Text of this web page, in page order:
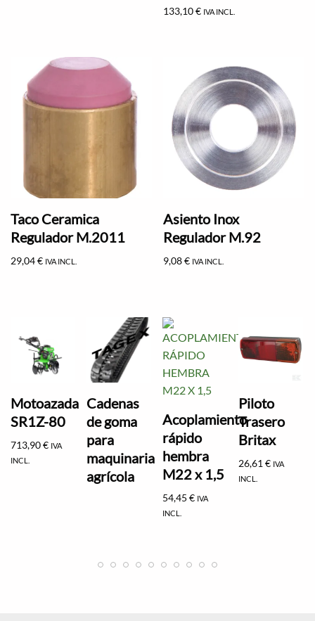
133,10€ IVA INCL.
Taco Ceramica
Regulador M.2011
29,04€ IVA INCL.
Asiento Inox
Regulador M.92
9,08€ IVA INCL.
Motoazada
SR1Z-80
713,90€ IVA
INCL.
Cadenas
de goma
para
maquinaria
agrícola
Acoplamiento
rápido
hembra
M22 x 1,5
54,45€ IVA
INCL.
Piloto
Trasero
Britax
26,61€ IVA
INCL.